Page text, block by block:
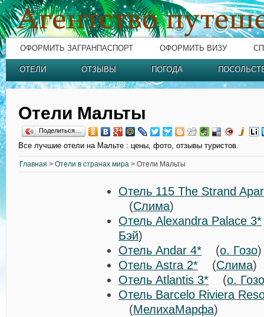
ОФОРМИТЬ ЗАГРАНПАСПОРТ ОФОРМИТЬ ВИЗУ
ОТЕЛИ ОТЗЫВЫ ПОГОДА
Отели Мальты
Поделиться…
Все лучшие отели на Мальте : цены, фото, отзывы туристов.
Главная > Отели в странах мира > Отели Мальты
Отель 115 The Strand
(Слима)
Отель Alexandra Palace 3*
Бэй)
Отель Andar 4* (о. Гозо
Отель Astra 2* (Слима
Отель Atlantis 3* (о. Гозо
Отель Barcelo Riviera
(МелихаМарфа)